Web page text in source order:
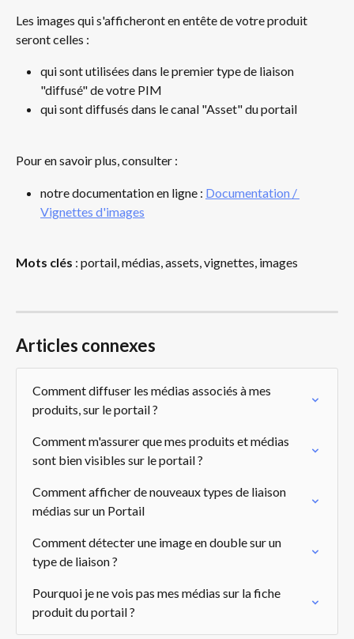
Les images qui s'afficheront en entête de votre produit
seront celles :
qui sont utilisées dans le premier type de liaison
"diffusé" de votre PIM
qui sont diffusés dans le canal "Asset" du portail
Pour en savoir plus, consulter :
notre documentation en ligne : Documentation /
Vignettes d'images
Mots clés : portail, médias, assets, vignettes, images
Articles connexes
Comment diffuser les médias associés à mes
produits, sur le portail ?
Comment m'assurer que mes produits et médias
sont bien visibles sur le portail ?
Comment afficher de nouveaux types de liaison
médias sur un Portail
Comment détecter une image en double sur un
type de liaison ?
Pourquoi je ne vois pas mes médias sur la fiche
produit du portail ?